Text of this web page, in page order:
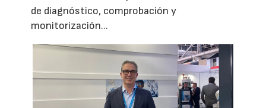
de diagnóstico, comprobación y
monitorización...